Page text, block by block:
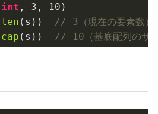
int , 3 , 10 )
len (s))
// 3（現在の要素数）
cap (s)) // 10（基底配列のサ